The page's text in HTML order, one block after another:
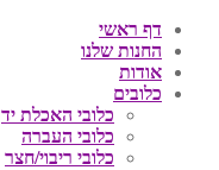
דף ראשי
החנות שלנו
אודות
כלובים
כלובי האכלת יד
כלובי העברה
כלובי ריבוי/חצר